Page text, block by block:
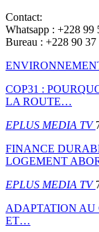
Contact:
Whatsapp : +228 99
Bureau : +228 90 37
COP31 :
LA ROUTE…
EPLUS MEDIA TV
FINANCE
LOGEMENT
EPLUS MEDIA TV
ADAPTATION
ET…